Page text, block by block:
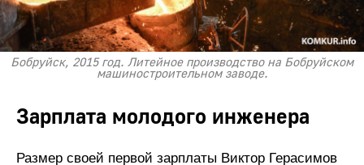
Бобруйск, 2015 год. Литейное производство на Бобруйском
машиностроительном заводе.
Зарплата молодого инженера
Размер своей первой зарплаты Виктор Герасимов